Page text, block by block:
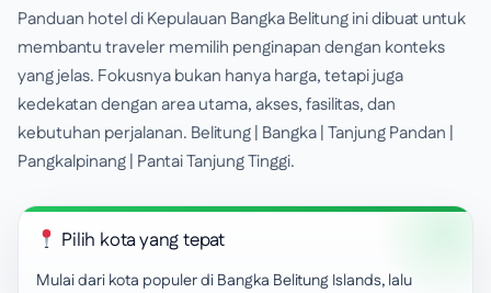
Panduan hotel di Kepulauan Bangka Belitung ini dibuat untuk
membantu traveler memilih penginapan dengan konteks
yang jelas. Fokusnya bukan hanya harga, tetapi juga
kedekatan dengan area utama, akses, fasilitas, dan
kebutuhan perjalanan. Belitung | Bangka | Tanjung Pandan |
Pangkalpinang | Pantai Tanjung Tinggi.
Pilih kota yang tepat
Mulai dari kota populer di Bangka Belitung Islands, lalu